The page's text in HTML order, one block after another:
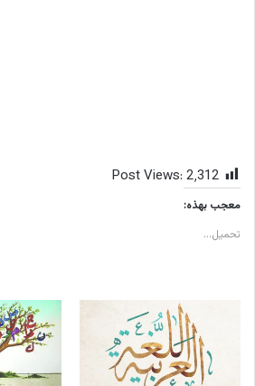
Post Views: 2٬312
معجب بهذه:
تحميل...